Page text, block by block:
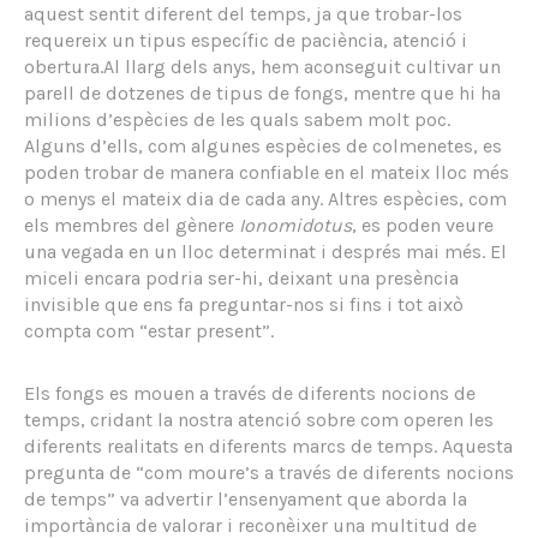
aquest sentit diferent del temps, ja que trobar-los
requereix un tipus específic de paciència, atenció i
obertura.Al llarg dels anys, hem aconseguit cultivar un
parell de dotzenes de tipus de fongs, mentre que hi ha
milions d’espècies de les quals sabem molt poc.
Alguns d’ells, com algunes espècies de colmenetes, es
poden trobar de manera confiable en el mateix lloc més
o menys el mateix dia de cada any. Altres espècies, com
els membres del gènere Ionomidotus, es poden veure
una vegada en un lloc determinat i després mai més. El
miceli encara podria ser-hi, deixant una presència
invisible que ens fa preguntar-nos si fins i tot això
compta com “estar present”.
Els fongs es mouen a través de diferents nocions de
temps, cridant la nostra atenció sobre com operen les
diferents realitats en diferents marcs de temps. Aquesta
pregunta de “com moure’s a través de diferents nocions
de temps” va advertir l’ensenyament que aborda la
importància de valorar i reconèixer una multitud de